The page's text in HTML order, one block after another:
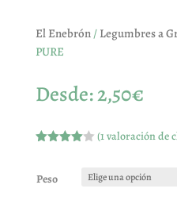
El Enebrón/ Legumbres a
PURE
Desde:2,50€
de 5 en
base a
(1valoración de
Peso